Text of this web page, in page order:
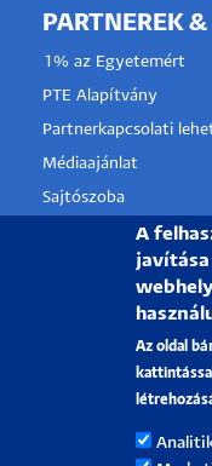
PARTNEREK
1% az Egyetemért
PTE Alapítvány
Partnerkapcsolati
Médiaajánlat
Sajtószoba
Pályázati projektek
A
javítása
Az oldal